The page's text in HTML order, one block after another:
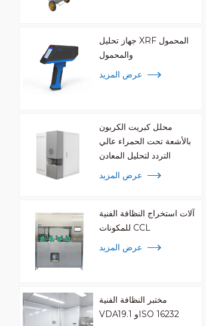
جهاز تحليل XRF المحمول
والمحمول
عرض المزيد
محلل كبريت الكربون
بالأشعة تحت الحمراء عالي
التردد لتحليل المعادن
عرض المزيد
آلات استخراج النظافة الفنية
للمكونات CCL
عرض المزيد
مختبر النظافة الفنية
VDA19.1 وISO 16232